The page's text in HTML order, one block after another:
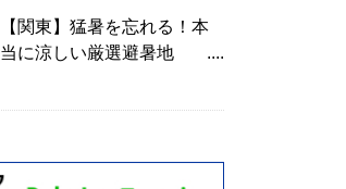
【関東】猛暑を忘れる！本
当に涼しい厳選避暑地